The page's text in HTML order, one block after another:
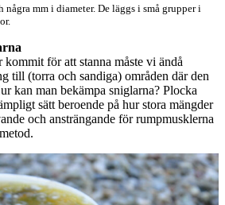
mm i diameter. De läggs i små grupper i
för att stanna måste vi ändå
till (torra och sandiga) områden där den
kan man bekämpa sniglarna? Plocka
sätt beroende på hur stora mängder
och ansträngande för rumpmusklerna